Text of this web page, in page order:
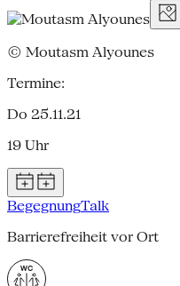
© Moutasm Alyounes
Termine:
Do 25.11.21
19 Uhr
BegegnungTalk
Barrierefreiheit vor Ort